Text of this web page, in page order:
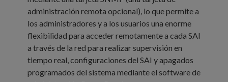
administración remota opcional), lo que permite a
los administradores y a los usuarios una enorme
flexibilidad para acceder remotamente a cada SAI
a través de la red para realizar supervisión en
tiempo real, configuraciones del SAI y apagados
programados del sistema mediante el software de